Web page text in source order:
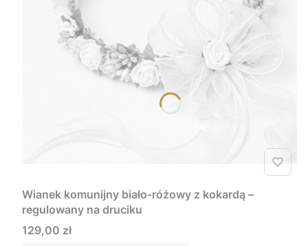
Wianek komunijny biało-różowy z kokardą –
regulowany na druciku
Cena
129,00 zł